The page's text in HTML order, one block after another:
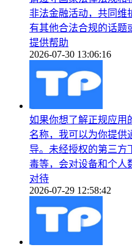
非法金融活动，共同维
有其他合法合规的话题
提供帮助
2026-07-30 13:06:16
如果你想了解正规应用
名称，我可以为你提供
导。未经授权的第三方
毒等，会对设备和个人
对待
2026-07-29 12:58:42